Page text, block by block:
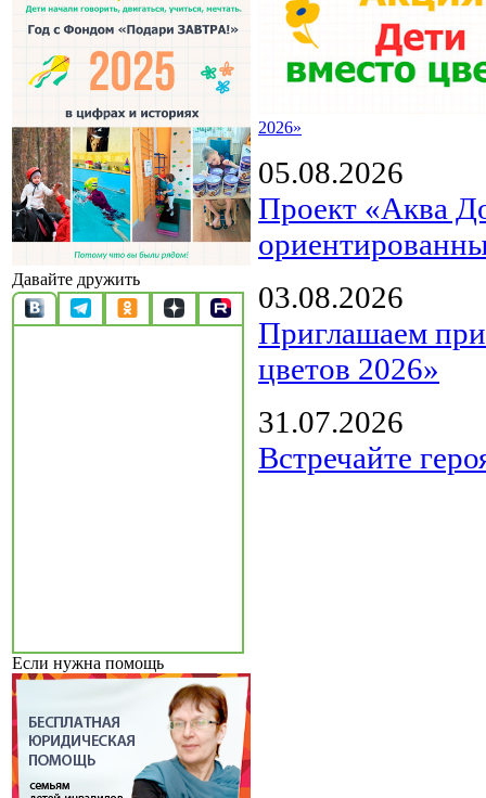
Давайте дружить
Если нужна помощь
2026»
05.08.2026
Проект «Аква
03.08.2026
Приглашаем
цветов 2026»
31.07.2026
Встречайте